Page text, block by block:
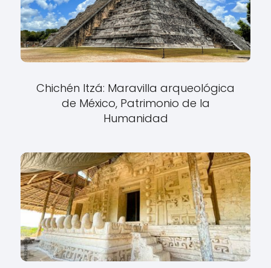
Chichén Itzá: Maravilla arqueológica
de México, Patrimonio de la
Humanidad